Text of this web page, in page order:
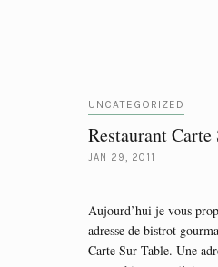
UNCATEGORIZED
Restaurant Carte
JAN 29, 2011
Aujourd’hui je vous
adresse de bistrot
Carte Sur Table. Une